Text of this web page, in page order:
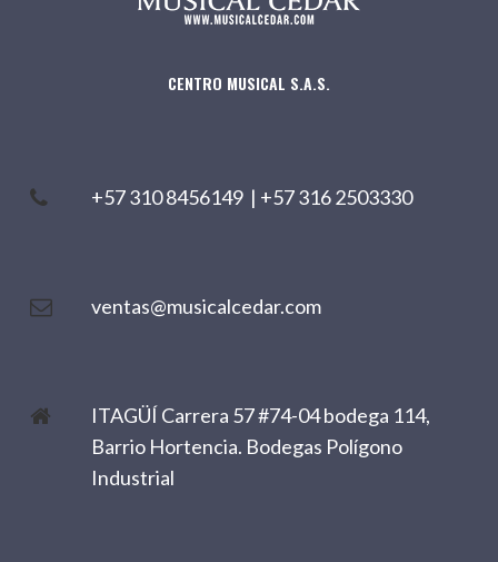
CENTRO MUSICAL S.A.S.
+57 310 8456149 | +57 316 2503330
ventas@musicalcedar.com
ITAGÜÍ Carrera 57 #74-04 bodega 114,
Barrio Hortencia. Bodegas Polígono
Industrial